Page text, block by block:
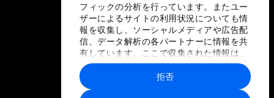
フィックの分析を行っています。またユー
ザーによるサイトの利用状況についても情
報を収集し、ソーシャルメディアや広告配
信、データ解析の各パートナーに情報を共
有しています。ここで収集された情報は、
ユーザーが各パートナーに提供した他の情
報や各パートナーのサービスを使用した際
に収集された情報と組み合わされ、各パー
拒否